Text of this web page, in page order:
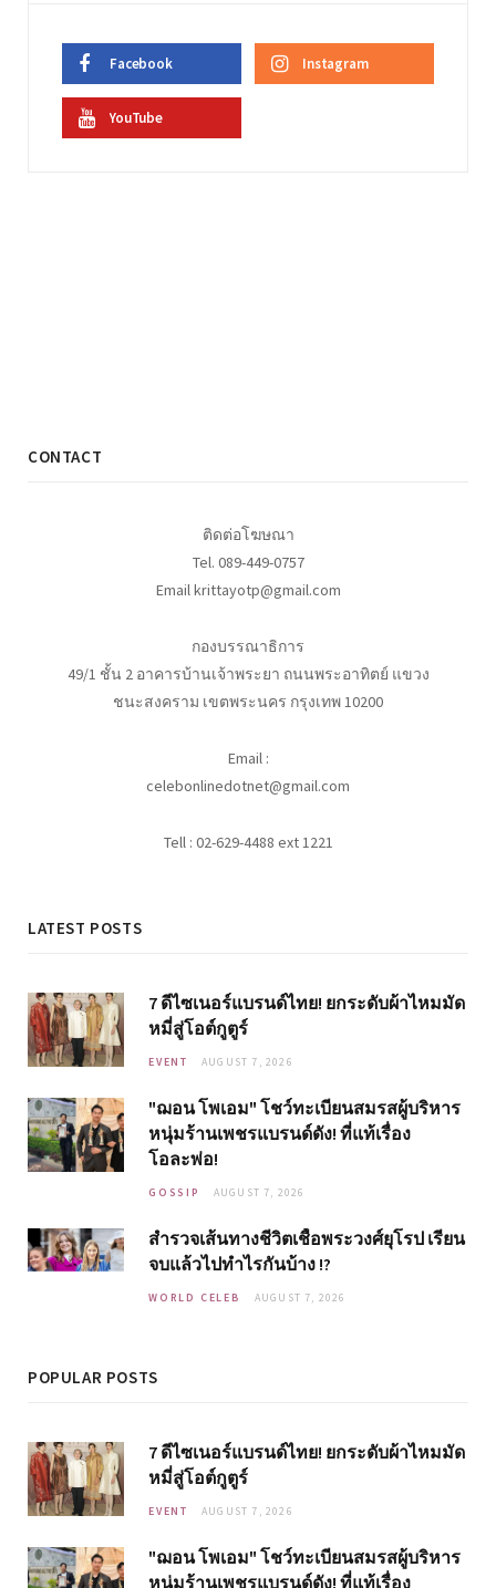
Facebook Instagram
YouTube
CONTACT
ติดต่อโฆษณา
Tel. 089-449-0757
Email krittayotp@gmail.com
กองบรรณาธิการ
49/1 ชั้น 2 อาคารบ้านเจ้าพระยา ถนนพระอาทิตย์ แขวง
ชนะสงคราม เขตพระนคร กรุงเทพ 10200
Email :
celebonlinedotnet@gmail.com
Tell : 02-629-4488 ext 1221
LATEST POSTS
7 ดีไซเนอร์แบรนด์ไทย! ยกระดับผ้าไหมมัด
หมี่สู่โอต์กูตูร์
EVENT AUGUST 7, 2026
"ฌอน โพเอม" โชว์ทะเบียนสมรสผู้บริหาร
หนุ่มร้านเพชรแบรนด์ดัง! ที่แท้เรื่อง
โอละพ่อ!
GOSSIP AUGUST 7, 2026
สำรวจเส้นทางชีวิตเชื้อพระวงศ์ยุโรป เรียน
จบแล้วไปทำไรกันบ้าง !?
WORLD CELEB AUGUST 7, 2026
POPULAR POSTS
7 ดีไซเนอร์แบรนด์ไทย! ยกระดับผ้าไหมมัด
หมี่สู่โอต์กูตูร์
EVENT AUGUST 7, 2026
"ฌอน โพเอม" โชว์ทะเบียนสมรสผู้บริหาร
หนุ่มร้านเพชรแบรนด์ดัง! ที่แท้เรื่อง